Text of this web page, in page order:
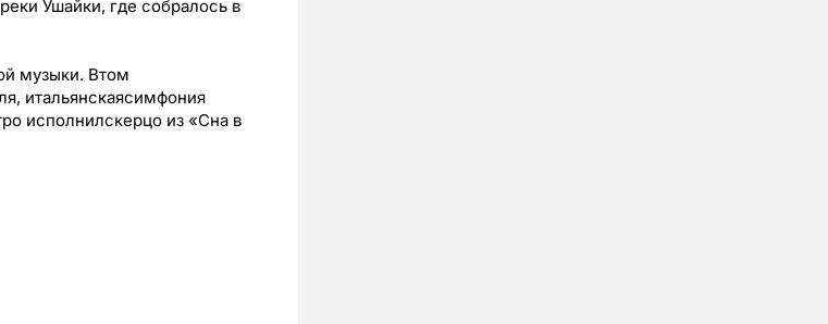
Ушайки, где собралось в
музыки. Втом
итальянскаясимфония
исполнилскерцо из «Сна в